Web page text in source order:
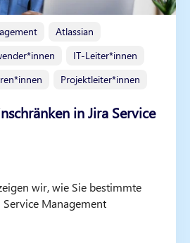
Atlassian
IT-Leiter*innen
Projektleiter*innen
in Jira Service
wir, wie Sie bestimmte
Management